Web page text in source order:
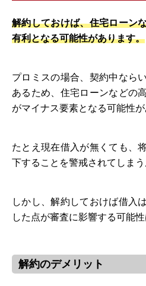
解約しておけば、住宅ローン
有利となる可能性があります。
プロミスの場合、契約中なら
あるため、住宅ローンなどの
がマイナス要素となる可能性が
たとえ現在借入が無くても、
下することを警戒されてしまう
しかし、解約しておけば借入
した点が審査に影響する可能性
解約のデメリット